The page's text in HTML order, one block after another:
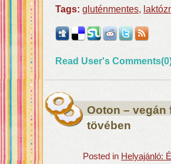
Tags: gluténmentes,
Read User's
Ooton – vegán
tövében
Posted in Helyajánló: